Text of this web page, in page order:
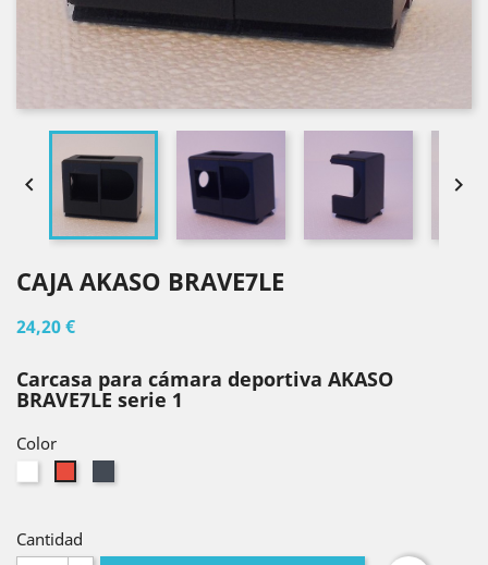
 
CAJA AKASO BRAVE7LE
24,20 €
Carcasa para cámara deportiva AKASO
BRAVE7LE serie 1
Color
Cantidad